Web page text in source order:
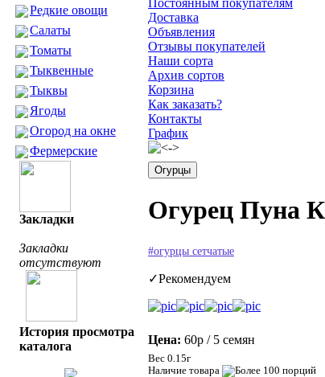
Редкие овощи
Салаты
Томаты
Тыквенные
Тыквы
Ягоды
Огород на окне
Фермерские
Закладки
Закладки
отсутствуют
История просмотра
каталога
Постоянным покупателям
Доставка
Объявления
Отзывы покупателей
Наши сорта
Архив сортов
Корзина
Как заказать?
Контакты
График
Огурец Пуна
#огурцы сетчатые
✓Рекомендуем
Цена: 60р / 5 семян
Вес 0.15г
Наличие товара